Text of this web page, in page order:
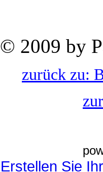
© 2009 by
zurück zu:
Erstellen Sie